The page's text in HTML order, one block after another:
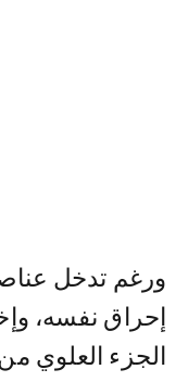
ورغم تدخل
إحراق نفسه،
الجزء العلوي